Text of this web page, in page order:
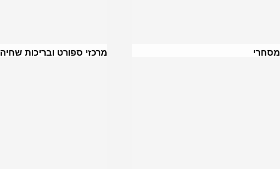
מסחרי מרכזי ספורט ובריכות שחיה